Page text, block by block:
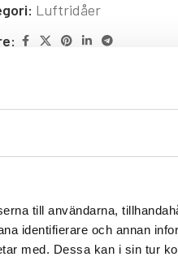
till användarna,
identifierare och annan
med. Dessa kan i sin tur
Luftridåer